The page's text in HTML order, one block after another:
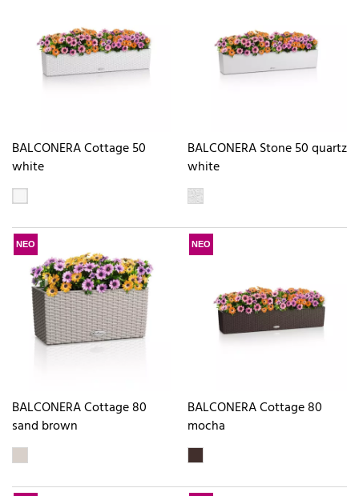
BALCONERA Cottage 50
white
BALCONERA Stone 50 quartz
white
ΝΕΟ
BALCONERA Cottage 80
sand brown
ΝΕΟ
BALCONERA Cottage 80
mocha